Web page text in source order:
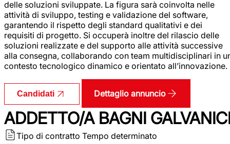
delle soluzioni sviluppate. La figura sarà coinvolta nelle
attività di sviluppo, testing e validazione del software,
garantendo il rispetto degli standard qualitativi e dei
requisiti di progetto. Si occuperà inoltre del rilascio delle
soluzioni realizzate e del supporto alle attività successive
alla consegna, collaborando con team multidisciplinari in
contesto tecnologico dinamico e orientato all’innovazione.
Candidati Dettaglio annuncio
ADDETTO/A BAGNI
Tipo di contratto Tempo determinato